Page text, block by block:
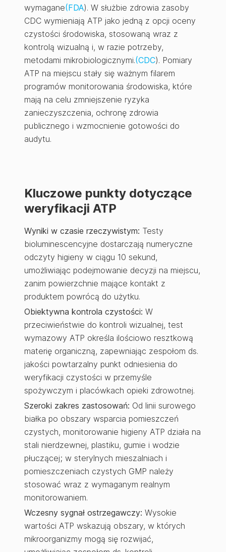
wymagane(FDA). W służbie zdrowia zasoby
CDC wymieniają ATP jako jedną z opcji oceny
czystości środowiska, stosowaną wraz z
kontrolą wizualną i, w razie potrzeby,
metodami mikrobiologicznymi.(CDC). Pomiary
ATP na miejscu stały się ważnym filarem
programów monitorowania środowiska, które
mają na celu zmniejszenie ryzyka
zanieczyszczenia, ochronę zdrowia
publicznego i wzmocnienie gotowości do
audytu.
Kluczowe punkty dotyczące
weryfikacji ATP
Wyniki w czasie rzeczywistym: Testy
bioluminescencyjne dostarczają numeryczne
odczyty higieny w ciągu 10 sekund,
umożliwiając podejmowanie decyzji na miejscu,
zanim powierzchnie mające kontakt z
produktem powrócą do użytku.
Obiektywna kontrola czystości: W
przeciwieństwie do kontroli wizualnej, test
wymazowy ATP określa ilościowo resztkową
materię organiczną, zapewniając zespołom ds.
jakości powtarzalny punkt odniesienia do
weryfikacji czystości w przemyśle
spożywczym i placówkach opieki zdrowotnej.
Szeroki zakres zastosowań: Od linii surowego
białka po obszary wsparcia pomieszczeń
czystych, monitorowanie higieny ATP działa na
stali nierdzewnej, plastiku, gumie i wodzie
płuczącej; w sterylnych mieszalniach i
pomieszczeniach czystych GMP należy
stosować wraz z wymaganym realnym
monitorowaniem.
Wczesny sygnał ostrzegawczy: Wysokie
wartości ATP wskazują obszary, w których
mikroorganizmy mogą się rozwijać,